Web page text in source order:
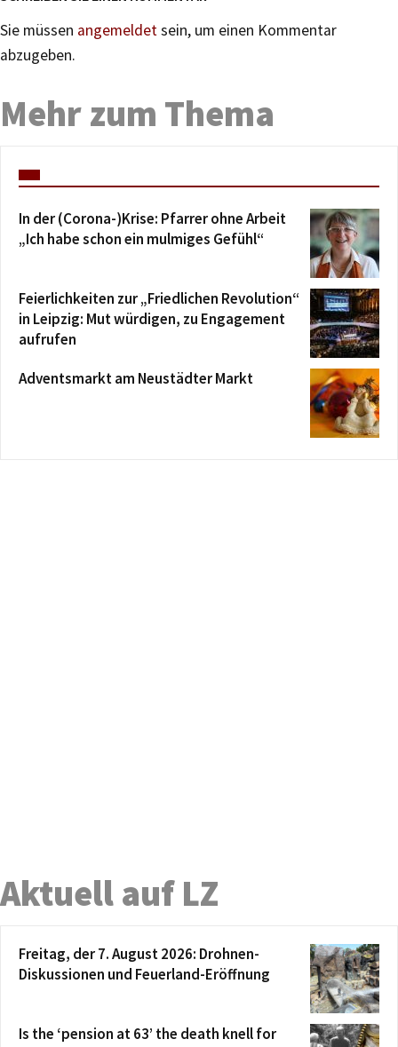
Sie müssen angemeldetsein, um einen Kommentar
abzugeben.
Mehr zum Thema
In der (Corona-)Krise: Pfarrer ohne Arbeit
„Ich habe schon ein mulmiges Gefühl“
Feierlichkeiten zur „Friedlichen Revolution“
in Leipzig: Mut würdigen, zu Engagement
aufrufen
Adventsmarkt am Neustädter Markt
Aktuell auf LZ
Freitag, der 7. August 2026: Drohnen-
Diskussionen und Feuerland-Eröffnung
Is the ‘pension at 63’ the death knell for